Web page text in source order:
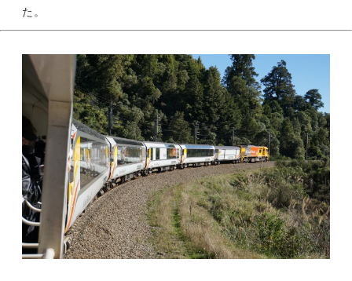
た。